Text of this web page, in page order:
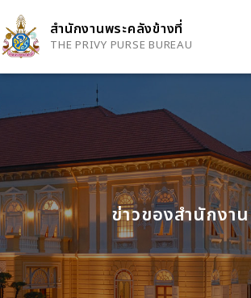
to
main
content
สำนักงานพระคลังข้างที่
THE PRIVY PURSE BUREAU
ข่าวของสำนักงาน